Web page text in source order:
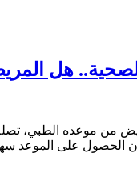
الصحية.. هل
من موعده الطبي، تصله
الحصول على الموعد